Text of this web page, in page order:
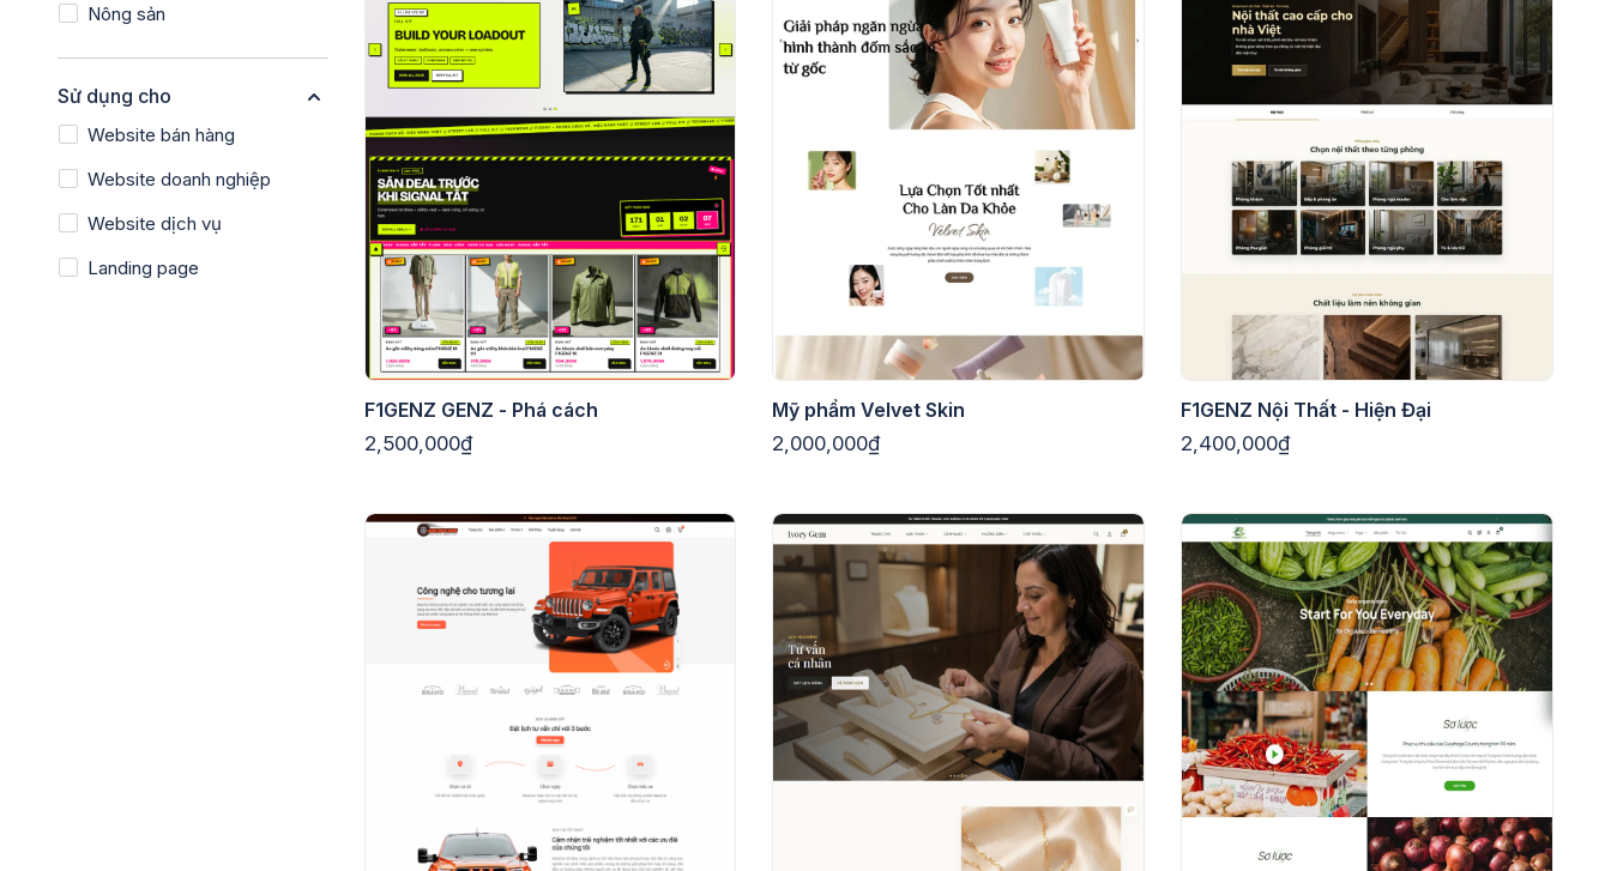
Nông sản
Sử dụng cho
Website bán hàng
Website doanh nghiệp
Website dịch vụ
Landing page
F1GENZ GENZ - Phá cách
2,500,000₫
Mỹ phẩm Velvet Skin
2,000,000₫
F1GENZ Nội Thất - Hiện Đại
2,400,000₫